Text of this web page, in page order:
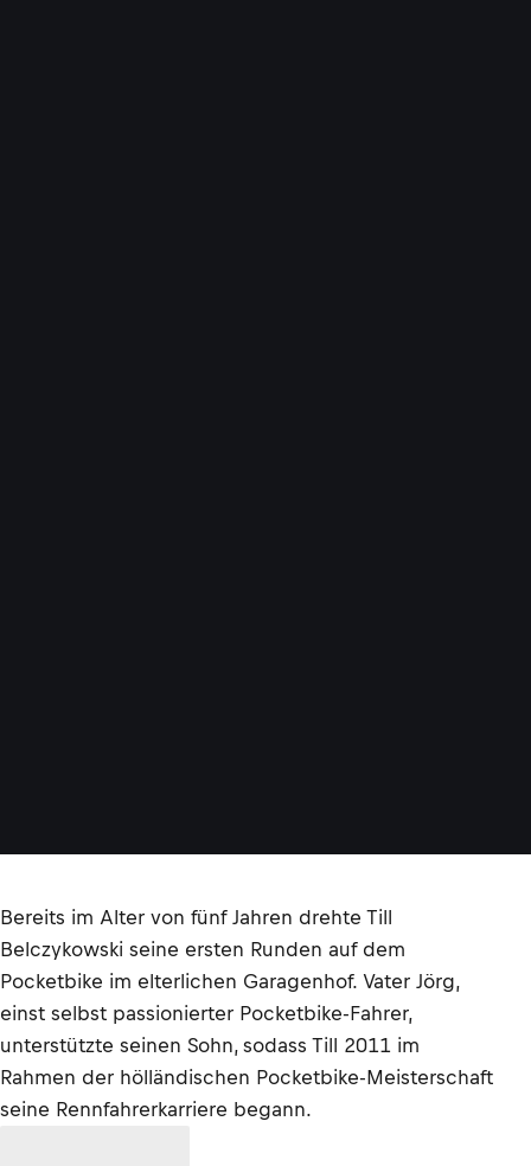
Bereits im Alter von fünf Jahren drehte Till
Belczykowski seine ersten Runden auf dem
Pocketbike im elterlichen Garagenhof. Vater Jörg,
einst selbst passionierter Pocketbike-Fahrer,
unterstützte seinen Sohn, sodass Till 2011 im
Rahmen der hölländischen Pocketbike-Meisterschaft
seine Rennfahrerkarriere begann.